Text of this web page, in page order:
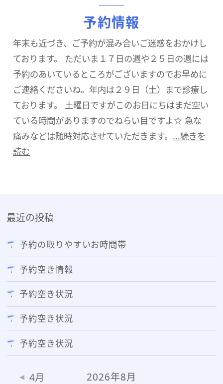
予約情報
年末も近づき、ご予約が混み合いご迷惑をおかけし
ております。 ただいま１７日の週や２５日の週には
予約のあいているところがございますのでお早めに
ご連絡くださいね。年内は２９日（土）まで診療し
ております。 土曜日ですがこのお日にちはまだ空い
ている時間がありますのでねらい目ですよ☆ 急な
痛みなどは随時対応させていただきます。 ...続きを
読む
最近の投稿
予約の取りやすいお時間帯
予約空き情報
予約空き状況
予約空き状況
予約空き状況
2026年8月
4月